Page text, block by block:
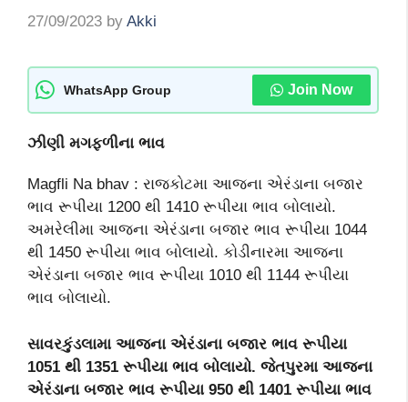
27/09/2023 by Akki
WhatsApp Group Join Now
ઝીણી મગફળીના ભાવ
Magfli Na bhav : રાજકોટમા આજના એરંડાના બજાર
ભાવ રૂપીયા 1200 થી 1410 રૂપીયા ભાવ બોલાયો.
અમરેલીમા આજના એરંડાના બજાર ભાવ રૂપીયા 1044
થી 1450 રૂપીયા ભાવ બોલાયો. કોડીનારમા આજના
એરંડાના બજાર ભાવ રૂપીયા 1010 થી 1144 રૂપીયા
ભાવ બોલાયો.
સાવરકુંડલામા આજના એરંડાના બજાર ભાવ રૂપીયા
1051 થી 1351 રૂપીયા ભાવ બોલાયો. જેતપુરમા આજના
એરંડાના બજાર ભાવ રૂપીયા 950 થી 1401 રૂપીયા ભાવ